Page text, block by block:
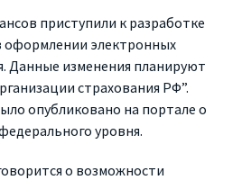
приступили к разработке
оформлении электронных
Данные изменения планируют
страхования РФ”.
опубликовано на портале о
уровня.
о возможности